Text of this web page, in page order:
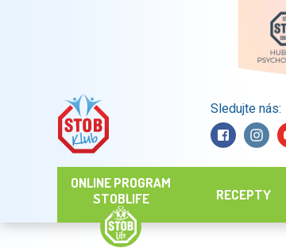
Sledujte nás:
ONLINE PROGRAM
STOBLIFE
RECEPTY